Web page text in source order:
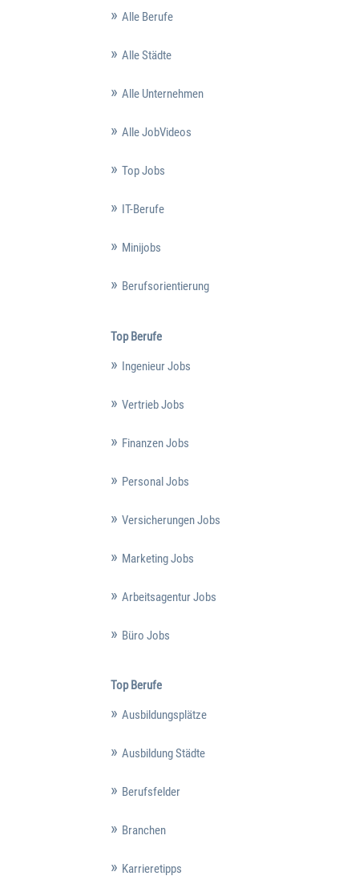
Alle Berufe
Alle Städte
Alle Unternehmen
Alle JobVideos
Top Jobs
IT-Berufe
Minijobs
Berufsorientierung
Top Berufe
Ingenieur Jobs
Vertrieb Jobs
Finanzen Jobs
Personal Jobs
Versicherungen Jobs
Marketing Jobs
Arbeitsagentur Jobs
Büro Jobs
Top Berufe
Ausbildungsplätze
Ausbildung Städte
Berufsfelder
Branchen
Karrieretipps